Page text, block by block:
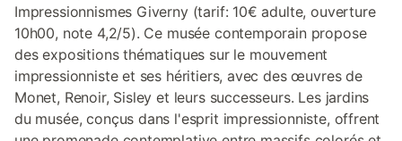
Impressionnismes Giverny (tarif: 10€ adulte, ouverture
10h00, note 4,2/5). Ce musée contemporain propose
des expositions thématiques sur le mouvement
impressionniste et ses héritiers, avec des œuvres de
Monet, Renoir, Sisley et leurs successeurs. Les jardins
du musée, conçus dans l'esprit impressionniste, offrent